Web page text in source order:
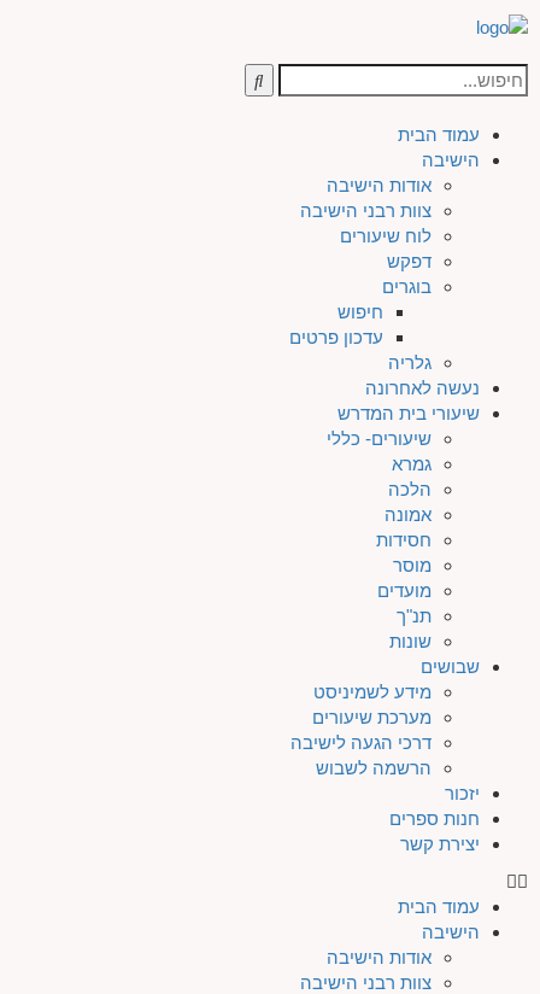
עמוד הבית
הישיבה
אודות הישיבה
צוות רבני הישיבה
לוח שיעורים
דפקש
בוגרים
חיפוש
עדכון פרטים
גלריה
נעשה לאחרונה
שיעורי בית המדרש
שיעורים- כללי
גמרא
הלכה
אמונה
חסידות
מוסר
מועדים
תנ"ך
שונות
שבושים
מידע לשמיניסט
מערכת שיעורים
דרכי הגעה לישיבה
הרשמה לשבוש
יזכור
חנות ספרים
יצירת קשר
עמוד הבית
הישיבה
אודות הישיבה
צוות רבני הישיבה